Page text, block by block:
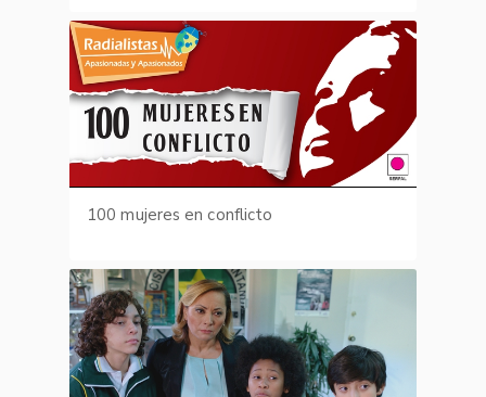
100 mujeres en conflicto